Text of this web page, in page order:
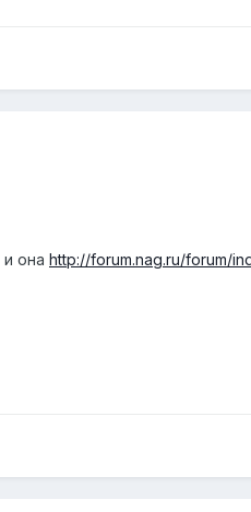
она http://forum.nag.ru/forum/